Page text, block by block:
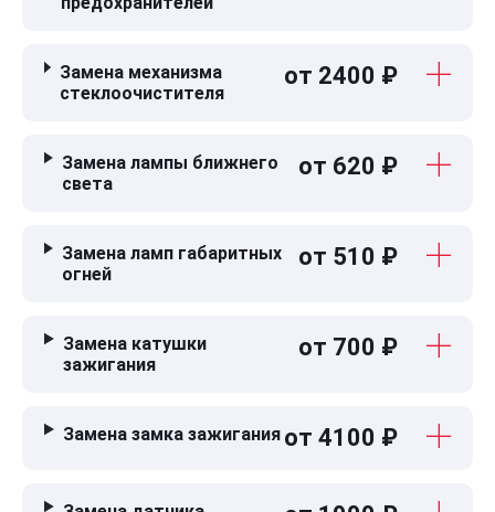
Замена механизма
стеклоочистителя
от 2400 ₽
Замена лампы ближнего
света
от 620 ₽
Замена ламп габаритных
огней
от 510 ₽
Замена катушки
зажигания
от 700 ₽
Замена замка зажигания от 4100 ₽